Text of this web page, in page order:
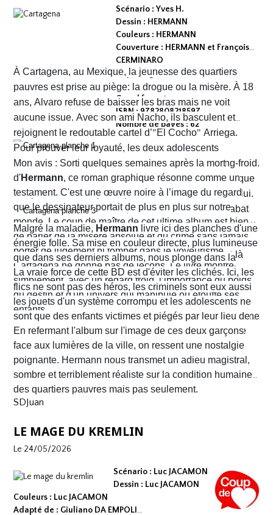
Scénario : Yves H.
Dessin : HERMANN
Couleurs : HERMANN
Couverture : HERMANN et François
CERMINARO
Dépot légal : avril 2026
Editeur :
Grand format
ISBN : 9782808218597
Nombre de pages : 62
À Cartagena, au Mexique, la jeunesse des quartiers
pauvres est prise au piège: la drogue ou la misère. À 18
ans, Alvaro refuse de baisser les bras mais ne voit
aucune issue. Avec son ami Nacho, ils basculent et
rejoignent le redoutable cartel d’"El Cocho" Arriega.
Pour prouver leur loyauté, les deux adolescents
reçoivent l'ordre d'exécuter des prisonniers de sang-froid.
Alvaro hésite, tremble mais en proie à une peur panique
finit par obéir. Cela provoque aussitôt un déclic chez lui.
Dans un sursaut de survie, il retourne son arme et abat
l’un des chefs du gang local qui n’est autre que le neveu
d’Arriega. Devenus des hommes à abattre, Alvaro et
Nacho s'enfuient vers la frontière américaine. C’est là
qu’ils vont croiser, Félix Garzon, un flic quadragénaire
fatigué qui les regarde courir…
Mon avis : Sorti quelques semaines après la mort
d'Hermann, ce roman graphique résonne comme un
testament. C'est une œuvre noire à l’image du regard
que le dessinateur portait de plus en plus sur notre
monde. Le coup de maître de cet ultime album est bien
de parler de la misère absolue et du crime sans jamais
porter de jugement ni tomber dans le voyeurisme.
Cartagena ne donne pas de leçons. Le livre montre
simplement, avec un regard froid, l’importance du poids
du destin et d'un univers qui manipule ou étouffe ses
enfants.
Malgré la maladie, Hermann livre ici des planches d'une
énergie folle. Sa mise en couleur directe, plus lumineuse
que dans ses derniers albums, nous plonge dans la
poussière et la sueur comme lui seul savait les
transmettre. On y retrouve ses fameux visages fatigués
aux mâchoires carrées portant en eux toute la détresse
ou la noirceur du monde. Le scénario d' Yves H. est d'une
fluidité exemplaire. On est emporté dans une aventure
mêlant road trip étouffant, récit existentiel et course
contre la montre où chaque case souligne l'urgence de
survivre.
La vraie force de cette BD est d'éviter les clichés. Ici, les
flics ne sont pas des héros, les criminels sont eux aussi
les jouets d'un système corrompu et les adolescents ne
sont que des enfants victimes et piégés par leur lieu de
naissance.
En refermant l'album sur l'image de ces deux garçons
face aux lumières de la ville, on ressent une nostalgie
poignante. Hermann nous transmet un adieu magistral,
sombre et terriblement réaliste sur la condition humaine
des quartiers pauvres mais pas seulement.
SDJuan
LE MAGE DU KREMLIN
Le 24/05/2026
Scénario : Luc JACAMON
Dessin : Luc JACAMON
Couleurs : Luc JACAMON
Adapté de : Giuliano DA EMPOLI